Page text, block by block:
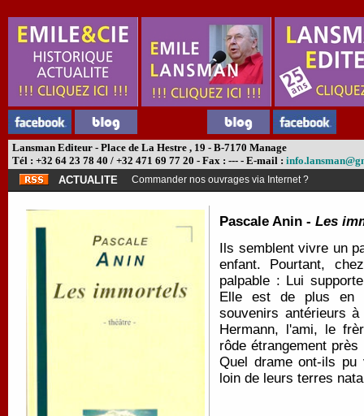
Lansman Editeur - Place de La Hestre , 19 - B-7170 Manage
Tél : +32 64 23 78 40 / +32 471 69 77 20 - Fax : --- - E-mail :
ACTUALITE
Commander nos ouvrages via Internet ?
Pascale Anin - Les
Ils semblent vivre un
enfant. Pourtant,
palpable : Lui
Elle est de plus en
souvenirs antérieurs
Hermann, l'ami, le
rôde étrangement
Quel drame ont-ils
loin de leurs terres